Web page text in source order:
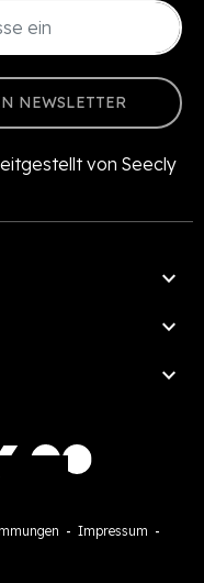
NEWSLETTER
von Seecly



- Impressum -